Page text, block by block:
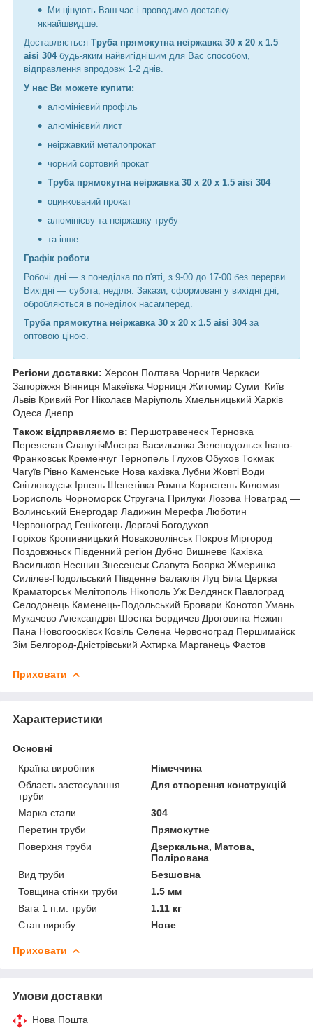
Ми цінують Ваш час і проводимо доставку
якнайшвидше.
Доставляється Труба прямокутна неіржавка 30 х 20 х 1.5
aisi 304будь-яким найвигіднішим для Вас способом,
відправлення впродовж 1-2 днів.
У нас Ви можете купити:
алюмінієвий профіль
алюмінієвий лист
неіржавкий металопрокат
чорний сортовий прокат
Труба прямокутна неіржавка 30 х 20 х 1.5 aisi 304
оцинкований прокат
алюмінієву та неіржавку трубу
та інше
Графік роботи
Робочі дні — з понеділка по п'яті, з 9-00 до 17-00 без перерви.
Вихідні — субота, неділя. Закази, сформовані у вихідні дні,
обробляються в понеділок насамперед.
Труба прямокутна неіржавка 30 х 20 х 1.5 aisi 304за
оптовою ціною.
Регіони доставки: Херсон Полтава Чорнигв Черкаси
Запоріжжя Вінниця Макеївка Чорниця Житомир Суми
Київ
Львів Кривий Рог Ніколаєв Маріуполь Хмельницький Харків
Одеса Днепр
Також відправляємо в: Першотравенеск Терновка
Переяслав СлавутічМостра Васильовка Зеленодольск Івано-
Франковськ Кременчуг Тернопель Глухов Обухов Токмак
Чагуїв Рівно Каменське Нова кахівка Лубни Жовті Води
Світловодськ Ірпень Шепетівка Ромни Коростень Коломия
Борисполь Чорноморск Стругача Прилуки Лозова Новаград —
Волинський Енергодар Ладижин Мерефа Люботин
Червоноград Генікогець Дергачі Богодухов
Горіхов Кропивницький Новаковолінськ Покров Міргород
Поздовжньск Південний регіон Дубно Вишневе Кахівка
Васильков Неєшин Знесенськ Славута Боярка Жмеринка
Силілев-Подольський Південне Балаклія Луц Біла Церква
Краматорськ Мелітополь Нікополь Уж Велдянск Павлоград
Селодонець Каменець-Подольський Бровари Конотоп Умань
Мукачево Александрія Шостка Бердичев Дроговина Нежин
Пана Новогоосківск Ковіль Селена Червоноград Першимайск
Зім Белгород-Дністрівський Ахтирка Марганець Фастов
Приховати
Характеристики
Основні
Країна виробник
Німеччина
Область застосування
труби
Для створення конструкцій
Марка стали
304
Перетин труби
Прямокутне
Поверхня труби
Дзеркальна, Матова,
Полірована
Вид труби
Безшовна
Товщина стінки труби
1.5 мм
Вага 1 п.м. труби
1.11 кг
Стан виробу
Нове
Приховати
Умови доставки
Нова Пошта